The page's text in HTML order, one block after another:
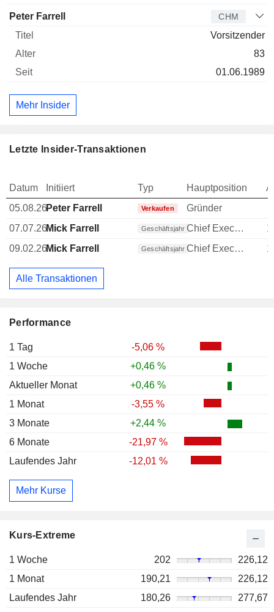
Performance
1 Tag
-5,06 %
1 Woche
+0,46 %
Aktueller Monat
+0,46 %
1 Monat
-3,55 %
3 Monate
+2,44 %
6 Monate
-21,97 %
Laufendes Jahr
-12,01 %
Mehr Kurse
Kurs-Extreme
1 Woche 202
226,12
1 Monat
190,21
226,12
Laufendes Jahr
180,26
277,67
Peter Farrell CHM
Vorsitzender
83
01.06.1989
Mehr Insider
Letzte Insider-Transaktionen
Datum Initiiert Typ Hauptposition
05.08.26Peter Farrell Verkaufen Gründer
07.07.26Mick Farrell Geschäftsjahr Chief Executive Officer (CEO)
09.02.26Mick Farrell Geschäftsjahr Chief Executive Officer (CEO)
Alle Transaktionen